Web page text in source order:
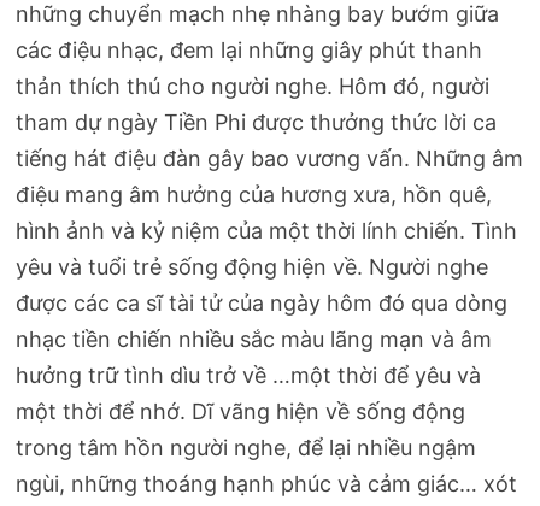
những chuyển mạch nhẹ nhàng bay bướm giữa
các điệu nhạc, đem lại những giây phút thanh
thản thích thú cho người nghe. Hôm đó, người
tham dự ngày Tiền Phi được thưởng thức lời ca
tiếng hát điệu đàn gây bao vương vấn. Những âm
điệu mang âm hưởng của hương xưa, hồn quê,
hình ảnh và kỷ niệm của một thời lính chiến. Tình
yêu và tuổi trẻ sống động hiện về. Người nghe
được các ca sĩ tài tử của ngày hôm đó qua dòng
nhạc tiền chiến nhiều sắc màu lãng mạn và âm
hưởng trữ tình dìu trở về …một thời để yêu và
một thời để nhớ. Dĩ vãng hiện về sống động
trong tâm hồn người nghe, để lại nhiều ngậm
ngùi, những thoáng hạnh phúc và cảm giác… xót